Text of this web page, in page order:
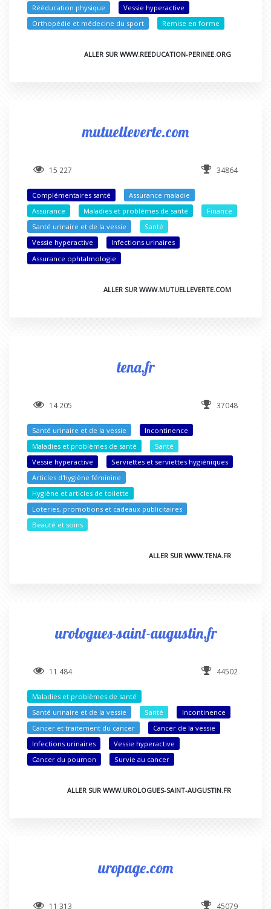
Rééducation physique
Vessie hyperactive
Orthopédie et médecine du sport
Remise en forme
ALLER SUR WWW.REEDUCATION-PERINEE.ORG
mutuelleverte.com
15 227 34864
Complémentaires santé
Assurance maladie
Assurance
Maladies et problèmes de santé
Finance
Santé urinaire et de la vessie
Santé
Vessie hyperactive
Infections urinaires
Assurance ophtalmologie
ALLER SUR WWW.MUTUELLEVERTE.COM
tena.fr
14 205 37048
Santé urinaire et de la vessie
Incontinence
Maladies et problèmes de santé
Santé
Vessie hyperactive
Serviettes et serviettes hygiéniques
Articles d'hygiène féminine
Hygiène et articles de toilette
Loteries, promotions et cadeaux publicitaires
Beauté et soins
ALLER SUR WWW.TENA.FR
urologues-saint-augustin.fr
11 484 44502
Maladies et problèmes de santé
Santé urinaire et de la vessie
Santé
Incontinence
Cancer et traitement du cancer
Cancer de la vessie
Infections urinaires
Vessie hyperactive
Cancer du poumon
Survie au cancer
ALLER SUR WWW.UROLOGUES-SAINT-AUGUSTIN.FR
uropage.com
11 313 45079